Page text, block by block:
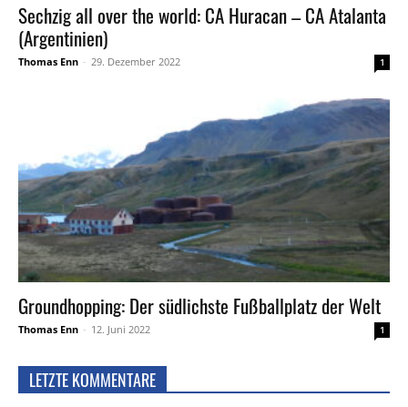
Sechzig all over the world: CA Huracan – CA Atalanta
(Argentinien)
Thomas Enn - 29. Dezember 2022 1
Groundhopping: Der südlichste Fußballplatz der Welt
Thomas Enn - 12. Juni 2022 1
LETZTE KOMMENTARE